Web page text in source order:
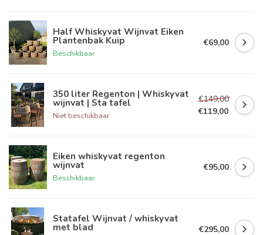
Half Whiskyvat Wijnvat Eiken
Plantenbak Kuip
Beschikbaar
€69,00
350 liter Regenton | Whiskyvat
wijnvat | Sta tafel
Niet beschikbaar
€149,00
€119,00
Eiken whiskyvat regenton
wijnvat
Beschikbaar
€95,00
Statafel Wijnvat / whiskyvat
met blad €295,00